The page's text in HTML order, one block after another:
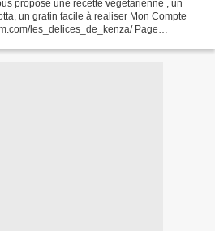
propose une recette végétarienne , un
un gratin facile à realiser Mon Compte
les_delices_de_kenza/ Page